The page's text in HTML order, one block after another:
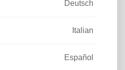
rurale passe
Deutsch
Italian
Español